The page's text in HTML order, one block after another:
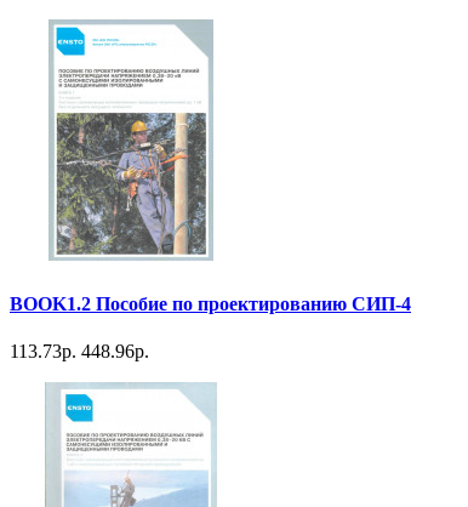
BOOK1.2 Пособие по проектированию СИП-4
113.73р. 448.96р.